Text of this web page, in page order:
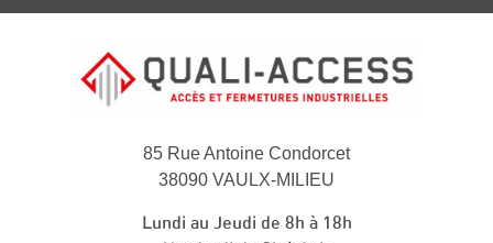
85 Rue Antoine Condorcet
38090 VAULX-MILIEU
Lundi au Jeudi de 8h à 18h